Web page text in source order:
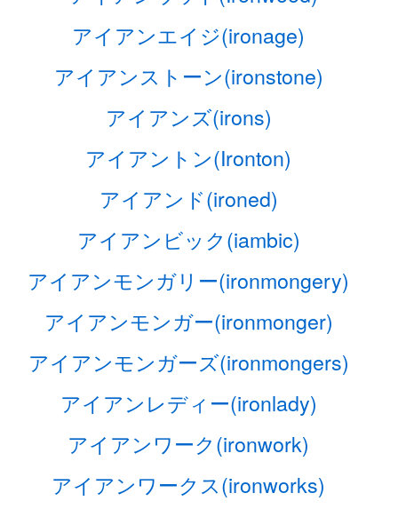
アイアンエイジ(ironage)
アイアンストーン(ironstone)
アイアンズ(irons)
アイアントン(Ironton)
アイアンド(ironed)
アイアンビック(iambic)
アイアンモンガリー(ironmongery)
アイアンモンガー(ironmonger)
アイアンモンガーズ(ironmongers)
アイアンレディー(ironlady)
アイアンワーク(ironwork)
アイアンワークス(ironworks)